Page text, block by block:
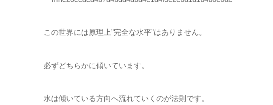
この世界には原理上”完全な水平”はありません。
必ずどちらかに傾いています。
水は傾いている方向へ流れていくのが法則です。